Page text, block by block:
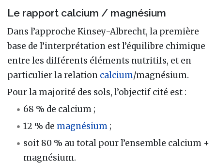
Le rapport calcium / magnésium
Dans l’approche Kinsey-Albrecht, la première
base de l’interprétation est l’équilibre chimique
entre les différents éléments nutritifs, et en
particulier la relation calcium/magnésium.
Pour la majorité des sols, l’objectif cité est :
68 % de calcium ;
12 % de magnésium ;
soit 80 % au total pour l’ensemble calcium +
magnésium.